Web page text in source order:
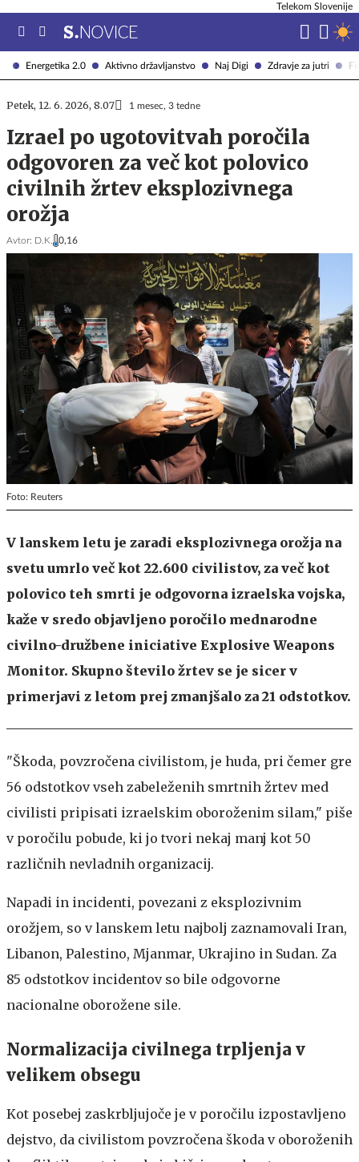
Energetika 2.0 Aktivno državljanstvo Naj Digi Zdravje za jutri
Telekom Slovenije
Petek, 12. 6. 2026, 8.07 1 mesec, 3 tedne
Izrael po ugotovitvah poročila
odgovoren za več kot polovico
civilnih žrtev eksplozivnega
orožja
Avtor: D.K. 0,16
Foto: Reuters
V lanskem letu je zaradi eksplozivnega orožja na
svetu umrlo več kot 22.600 civilistov, za več kot
polovico teh smrti je odgovorna izraelska vojska,
kaže v sredo objavljeno poročilo mednarodne
civilno-družbene iniciative Explosive Weapons
Monitor. Skupno število žrtev se je sicer v
primerjavi z letom prej zmanjšalo za 21 odstotkov.
"Škoda, povzročena civilistom, je huda, pri čemer gre
56 odstotkov vseh zabeleženih smrtnih žrtev med
civilisti pripisati izraelskim oboroženim silam," piše
v poročilu pobude, ki jo tvori nekaj manj kot 50
različnih nevladnih organizacij.
Napadi in incidenti, povezani z eksplozivnim
orožjem, so v lanskem letu najbolj zaznamovali Iran,
Libanon, Palestino, Mjanmar, Ukrajino in Sudan. Za
85 odstotkov incidentov so bile odgovorne
nacionalne oborožene sile.
Normalizacija civilnega trpljenja v
velikem obsegu
Kot posebej zaskrbljujoče je v poročilu izpostavljeno
dejstvo, da civilistom povzročena škoda v oboroženih